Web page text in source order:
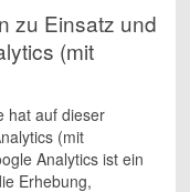
zu Einsatz und
(mit
hat auf dieser
(mit
Analytics ist ein
Erhebung,